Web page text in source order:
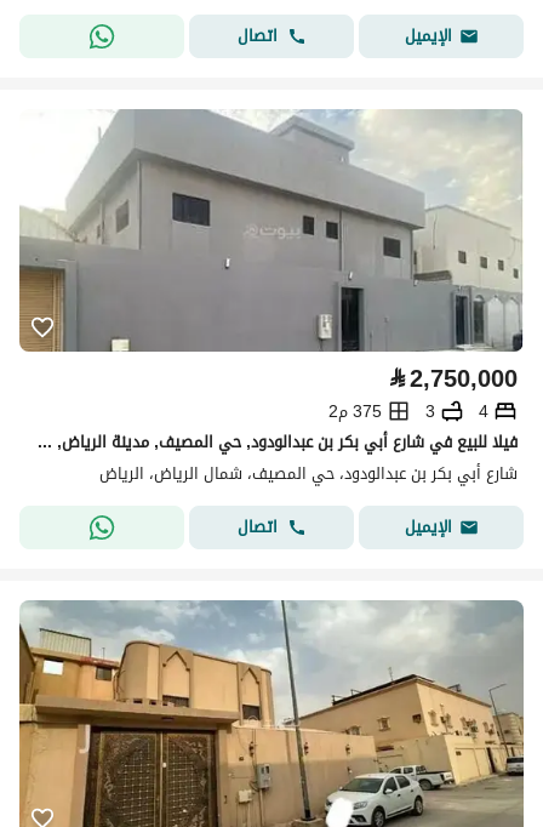
الإيميل
اتصال
⃁2,750,000
4
3
375 م2
فيلا للبيع في شارع أبي بكر بن عبدالودود, حي المصيف, مدينة الرياض, منطقة الرياض
شارع أبي بكر بن عبدالودود، حي المصيف، شمال الرياض، الرياض
الإيميل
اتصال